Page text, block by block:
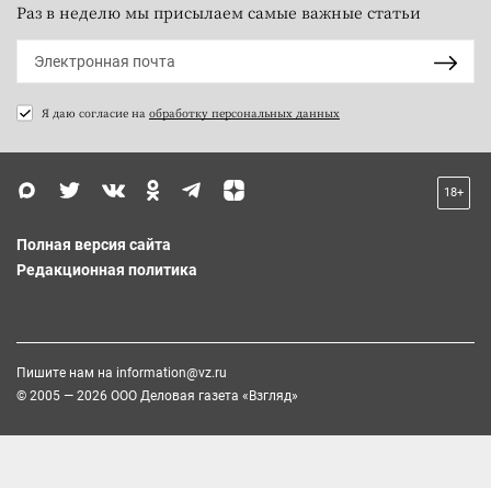
Раз в неделю мы присылаем самые важные статьи
Я даю согласие на обработку персональных данных
18+
Полная версия сайта
Редакционная политика
Пишите нам на information@vz.ru
© 2005 — 2026 ООО Деловая газета «Взгляд»